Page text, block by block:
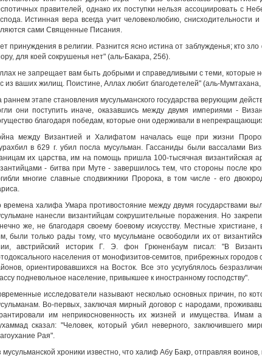
правителей, однако их поступки нельзя ассоциировать с
Истинная вера всегда учит человеколюбию, снисходительности
сами Священные Писания.
принуждения в религии. Разнится ясно истина от заблужденья; кто
для коей сокрушенья нет" (аль-Бакара, 256).
не запрещает вам быть добрыми и справедливыми с теми, которые
из ваших жилищ. Поистине, Аллах любит благодетелей" (аль-Мумтахана,
раннем этапе становления мусульманского государства верующим
они поступить иначе, оказавшись между двумя империями -
благодаря победам, которые они одерживали в
между Византией и Халифатом началась еще при жизни
в 629 г. убил посла мусульман. Гассаниды были вассалами
их царства, им на помощь пришла 100-тысячная византийская
- битва при Муте - завершилось тем, что стороны после
многие славные сподвижники Пророка, в том числе - его
времена халифа Умара противостояние между двумя государствами
нанесли византийцам сокрушительные поражения. Но
же, не благодаря своему боевому искусству. Местные
были только рады тому, что мусульмане освободили их от
австрийский историк Г. Э. фон Грюненбаум писал: "В
населения от монофизитов-семитов, прибрежных городов
ориентировавшихся на Восток. Все это усугублялось
подневольное население, привыкшее к иностранному господству".
исследователи называют несколько основных причин, по
Во-первых, заключая мирный договор с народами,
им неприкосновенность их жизней и имущества. Имам
сказал: "Человек, который убил неверного, заключившего
Рая".
мусульманской хроники известно, что халиф Абу Бакр, отправляя